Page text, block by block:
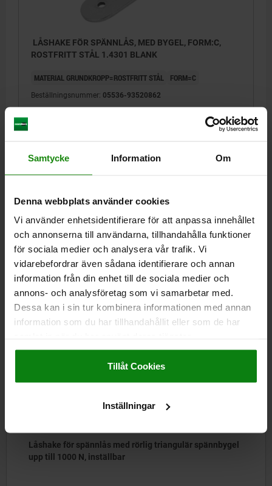
Samtycke Information Om
Denna webbplats använder cookies
Vi använder enhetsidentifierare för att anpassa innehållet
och annonserna till användarna, tillhandahålla funktioner
för sociala medier och analysera vår trafik. Vi
vidarebefordrar även sådana identifierare och annan
information från din enhet till de sociala medier och
annons- och analysföretag som vi samarbetar med.
Dessa kan i sin tur kombinera informationen med annan
information som du har tillhandahållit eller som de har
Impressum|Dataskydd|AGB
Tillåt Cookies
Inställningar
LÅSHAKE FÖR SPÄNNLÅS, MED BYGEL, FORM:C,
ROSTFRITT STÅL 1.4301 BLANK
MATERIAL GRUNDKROPP=ROSTFRITT STÅL FORM=C
Beställningsnummer: 05536-93520862
DETALJER
CAD
NEDLADDNINGAR
Andra kunder köpte också
för spännlås med rörlig triangulär spännbygel
1000 N, inställbar